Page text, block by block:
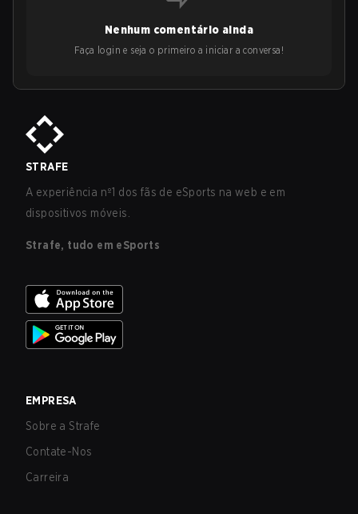
Nenhum comentário ainda
Faça login e seja o primeiro a iniciar a conversa!
STRAFE
A experiência nº1 dos fãs de eSports na web e em
dispositivos móveis.
Strafe, tudo em eSports
EMPRESA
Sobre a Strafe
Contate-Nos
Carreira